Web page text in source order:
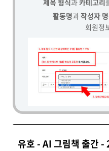
제목 형식과카테고리
활동명과작성자 명
회원정
유호 - AI 그림책 출간 -